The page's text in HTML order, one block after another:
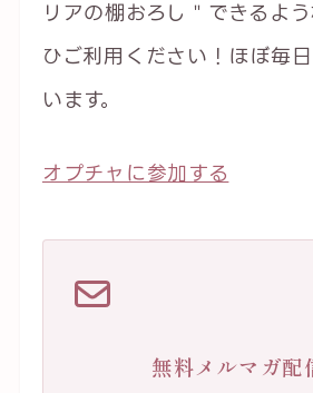
リアの棚おろし＂できるよ
ひご利用ください！ほぼ毎
います。
オプチャに参加する
無料メルマガ配